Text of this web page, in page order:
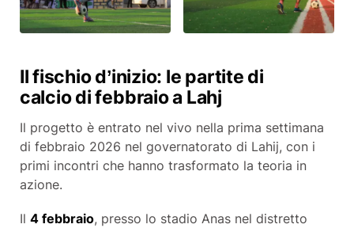
Il fischio d’inizio: le partite di
calcio di febbraio a Lahj
Il progetto è entrato nel vivo nella prima settimana
di febbraio 2026 nel governatorato di Lahij, con i
primi incontri che hanno trasformato la teoria in
azione.
Il 4 febbraio, presso lo stadio Anas nel distretto